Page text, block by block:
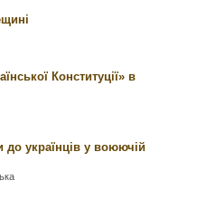
Конституції» в
українців у воюючій